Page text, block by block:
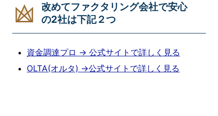
改めてファクタリング会社で安心
の2社は下記２つ
資金調達プロ → 公式サイトで詳しく見る
OLTA(オルタ) →公式サイトで詳しく見る